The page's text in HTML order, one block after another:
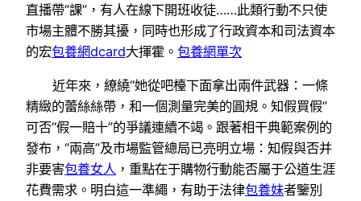
直播帶“課”，有人在線下開班收徒……此類行動不只使
市場主體不勝其擾，同時也形成了行政資本和司法資本
的宏包養網dcard大揮霍。 包養網單次
近年來，繚繞“她從吧檯下面拿出兩件武器：一條
精緻的蕾絲絲帶，和一個測量完美的圓規。知假買假”
可否“假一賠十”的爭議連續不竭。跟著相干典範案例的
發布，“兩高”及市場監管總局已亮明立場：知假與否并
非要害包養女人 ，重點在于購物行動能否屬于公道生涯
花費需求。明白這一準繩，有助于法律包養妹者鑒別